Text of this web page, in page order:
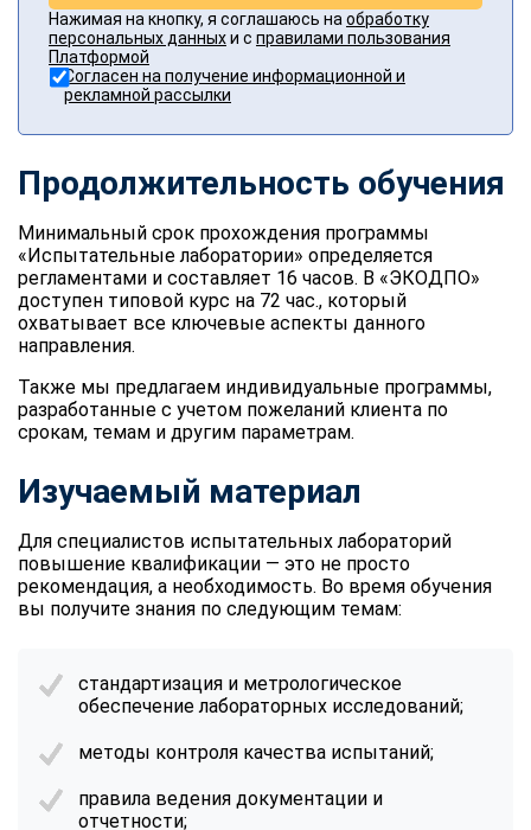
Нажимая на кнопку, я соглашаюсь на обработку
персональных данныхи с правилами пользования
Платформой
Согласен на получение информационной и
рекламной рассылки
Продолжительность обучения
Минимальный срок прохождения программы
«Испытательные лаборатории» определяется
регламентами и составляет 16 часов. В «ЭКОДПО»
доступен типовой курс на 72 час., который
охватывает все ключевые аспекты данного
направления.
Также мы предлагаем индивидуальные программы,
разработанные с учетом пожеланий клиента по
срокам, темам и другим параметрам.
Изучаемый материал
Для специалистов испытательных лабораторий
повышение квалификации — это не просто
рекомендация, а необходимость. Во время обучения
вы получите знания по следующим темам:
стандартизация и метрологическое
обеспечение лабораторных исследований;
методы контроля качества испытаний;
правила ведения документации и
отчетности;